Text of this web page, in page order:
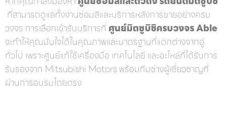
ที่สามารถดูแลทั้งงานซ่อมสีและบริการหลังการขายอย่างครบ
วงจร การเลือกเข้ารับบริการที่ ศูนย์มิตซูบิชิครบวงจร Able
จะทำให้คุณมั่นใจได้ในคุณภาพและมาตรฐานที่แตกต่างจากอู่
ทั่วไป เพราะศูนย์แท้ใช้เครื่องมือ เทคโนโลยี และอะไหล่ที่ได้รับการ
รับรองจาก Mitsubishi Motors พร้อมทีมช่างผู้เชี่ยวชาญที่
ผ่านการอบรมโดยตรง